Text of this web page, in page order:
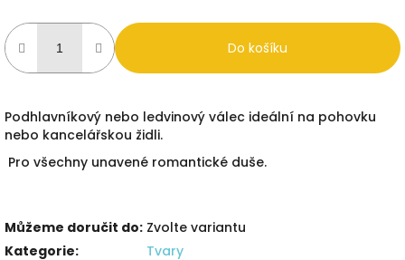
Do košíku
Podhlavníkový nebo ledvinový válec ideální na pohovku
nebo kancelářskou židli.
Pro všechny unavené romantické duše.
Můžeme doručit do: Zvolte variantu
Kategorie:
Tvary